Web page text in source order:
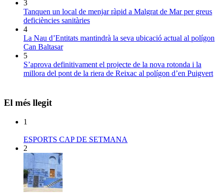
3
Tanquen un local de menjar ràpid a Malgrat de Mar per greus
deficiències sanitàries
4
La Nau d’Entitats mantindrà la seva ubicació actual al polígon
Can Baltasar
5
S’aprova definitivament el projecte de la nova rotonda i la
millora del pont de la riera de Reixac al polígon d’en Puigvert
El més llegit
1
ESPORTS CAP DE SETMANA
2